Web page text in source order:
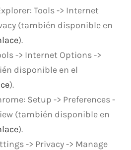
Tools -> Internet
(también disponible en
).
-> Internet Options ->
disponible en el
).
Setup -> Preferences -
(también disponible en
).
-> Privacy -> Manage